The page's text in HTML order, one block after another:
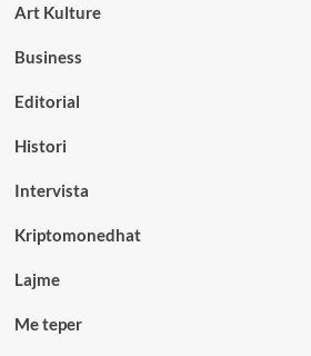
Art Kulture
Business
Editorial
Histori
Intervista
Kriptomonedhat
Lajme
Me teper